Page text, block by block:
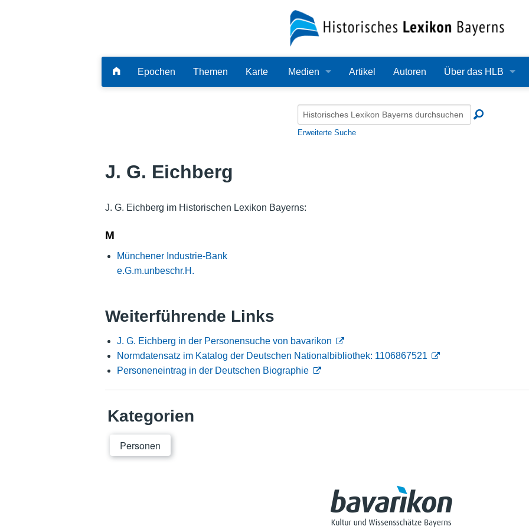
Epochen Themen Karte Medien
Audio
Alle Dateien
Artikel Autoren Über das HLB
Redaktion
Erweiterte Suche
J. G. Eichberg
J. G. Eichberg im Historischen Lexikon Bayerns:
M
Münchener Industrie-Bank
e.G.m.unbeschr.H.
Weiterführende Links
J. G. Eichberg in der Personensuche von bavarikon
Normdatensatz im Katalog der Deutschen Nationalbibliothek: 1106867521
Personeneintrag in der Deutschen Biographie
Kategorien
Personen